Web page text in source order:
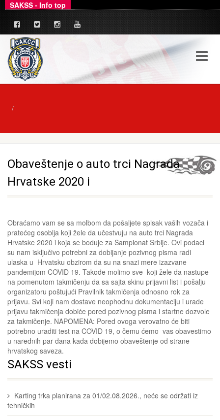
SAKSS - Info top
Obaveštenje o auto trci Nagrada
Hrvatske 2020 i
Obraćamo vam se sa molbom da pošaljete spisak vaših vozača i
pratećeg osoblja koji žele da učestvuju na auto trci Nagrada
Hrvatske 2020 i koja se boduje za Šampionat Srbije. Ovi podaci
su nam isključivo potrebni za dobijanje pozivnog pisma radi
ulaska u Hrvatsku obzirom da su na snazi mere izazvane
pandemijom COVID 19. Takođe molimo sve koji žele da nastupe
na pomenutom takmičenju da sa sajta skinu prijavni list i pošalju
organizatoru poštujući Pravilnik takmičenja odnosno rok za
prijavu. Svi koji nam dostave neophodnu dokumentaciju i urade
prijavu takmičenja dobiće pored pozivnog pisma i startne dozvole
za takmičenje. NAPOMENA: Pored ovoga verovatno će biti
potrebno uraditi test na COVID 19, o čemu ćemo vas obavestimo
u narednih par dana kada dobijemo obaveštenje od strane
hrvatskog saveza.
SAKSS vesti
Karting trka planirana za 01/02.08.2026., neće se održati iz
tehničkih